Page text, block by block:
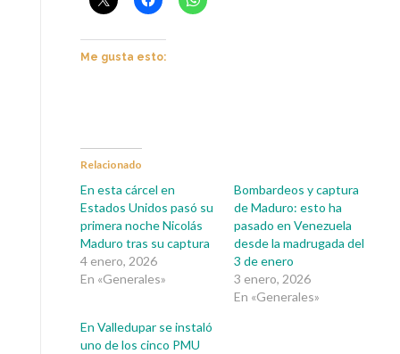
Me gusta esto:
Relacionado
En esta cárcel en
Estados Unidos pasó su
primera noche Nicolás
Maduro tras su captura
4 enero, 2026
En «Generales»
Bombardeos y captura
de Maduro: esto ha
pasado en Venezuela
desde la madrugada del
3 de enero
3 enero, 2026
En «Generales»
En Valledupar se instaló
uno de los cinco PMU